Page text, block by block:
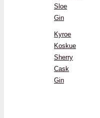
Sloe
Gin
Kyroe
Koskue
Sherry
Cask
Gin